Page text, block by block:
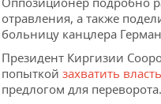
отравления, а также
больницу канцлера
Президент Киргизии
попыткой захватить власть
предлогом для переворота.